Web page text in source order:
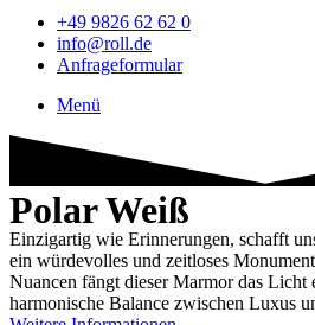
+49 9826 62 62 0
info@roll.de
Anfrageformular
Menü
Polar Weiß
Einzigartig wie Erinnerungen, schafft
ein würdevolles und zeitloses
Nuancen fängt dieser Marmor das Licht
harmonische Balance zwischen Luxus